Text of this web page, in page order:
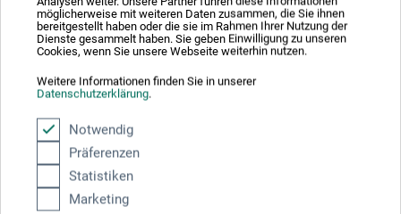
möglicherweise mit weiteren Daten zusammen, die Sie ihnen
bereitgestellt haben oder die sie im Rahmen Ihrer Nutzung der
Dienste gesammelt haben. Sie geben Einwilligung zu unseren
Cookies, wenn Sie unsere Webseite weiterhin nutzen.
Weitere Informationen finden Sie in unserer
Datenschutzerklärung.
Notwendig
Präferenzen
Statistiken
Marketing
1 qm = 176,02 DKK / (netto: 140,82 DKK)